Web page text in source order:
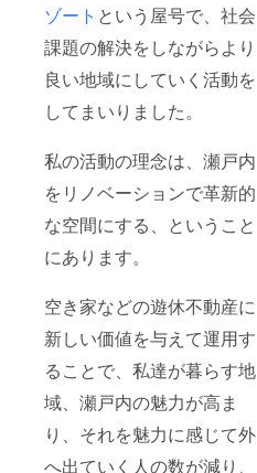
ゾート という屋号で、社会
課題の解決をしながらより
良い地域にしていく活動を
してまいりました。
私の活動の理念は、瀬戸内
をリノベーションで革新的
な空間にする、ということ
にあります。
空き家などの遊休不動産に
新しい価値を与えて運用す
ることで、私達が暮らす地
域、瀬戸内の魅力が高ま
り、それを魅力に感じて外
へ出ていく人の数が減り、